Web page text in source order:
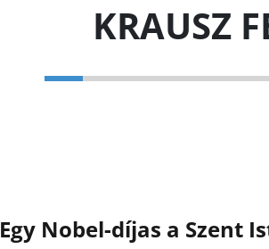
KRAUSZ
Egy Nobel-díjas a Szent